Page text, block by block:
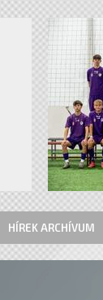
HÍREK ARCHÍVUM